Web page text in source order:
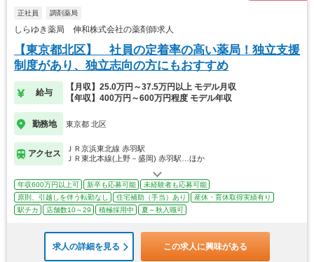
正社員 調剤薬局
しらゆき薬局 伸和株式会社の薬剤師求人
【東京都北区】 社員の定着率の高い薬局！独立支援
制度があり、独立志向の方にもおすすめ
給与
【月収】25.0万円～37.5万円以上 モデル月収
【年収】400万円～600万円程度 モデル年収
勤務地 東京都 北区
アクセス
ＪＲ京浜東北線 赤羽駅
ＪＲ東北本線(上野－盛岡) 赤羽駅…ほか
年収600万円以上可 新卒も応募可能
未経験者も応募可能
原則、引越しを伴う転勤なし
住宅補助（手当）あり
産休・育休取得実績有り
駅チカ
店舗数10～29 積極採用中 夏～秋入職可
求人の詳細を見る この求人に興味がある